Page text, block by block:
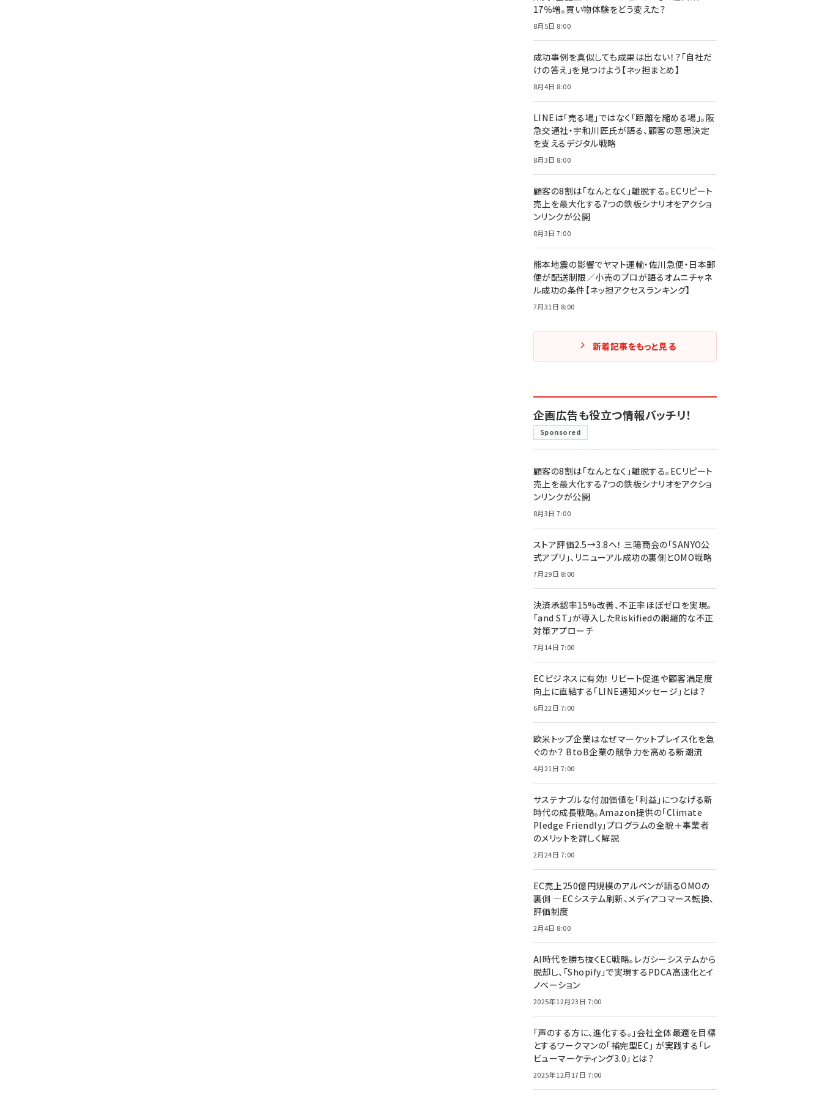
17％増。買い物体験をどう変えた？
8月5日 8:00
成功事例を真似しても成果は出ない！？「自社だ
けの答え」を見つけよう【ネッ担まとめ】
8月4日 8:00
LINEは「売る場」ではなく「距離を縮める場」。阪
急交通社・宇和川匠氏が語る、顧客の意思決定
を支えるデジタル戦略
8月3日 8:00
顧客の8割は「なんとなく」離脱する。ECリピート
売上を最大化する7つの鉄板シナリオをアクショ
ンリンクが公開
8月3日 7:00
熊本地震の影響でヤマト運輸・佐川急便・日本郵
便が配送制限／小売のプロが語るオムニチャネ
ル成功の条件【ネッ担アクセスランキング】
7月31日 8:00
新着記事をもっと見る
企画広告も役立つ情報バッチリ！
Sponsored
顧客の8割は「なんとなく」離脱する。ECリピート
売上を最大化する7つの鉄板シナリオをアクショ
ンリンクが公開
8月3日 7:00
ストア評価2.5→3.8へ！ 三陽商会の「SANYO公
式アプリ」、リニューアル成功の裏側とOMO戦略
7月29日 8:00
決済承認率15%改善、不正率ほぼゼロを実現。
「and ST」が導入したRiskifiedの網羅的な不正
対策アプローチ
7月14日 7:00
ECビジネスに有効！ リピート促進や顧客満足度
向上に直結する「LINE通知メッセージ」とは？
6月22日 7:00
欧米トップ企業はなぜマーケットプレイス化を急
ぐのか？ BtoB企業の競争力を高める新潮流
4月21日 7:00
サステナブルな付加価値を「利益」につなげる新
時代の成長戦略。Amazon提供の「Climate
Pledge Friendly」プログラムの全貌＋事業者
のメリットを詳しく解説
2月24日 7:00
EC売上250億円規模のアルペンが語るOMOの
裏側 ―ECシステム刷新、メディアコマース転換、
評価制度
2月4日 8:00
AI時代を勝ち抜くEC戦略。レガシーシステムから
脱却し、「Shopify」で実現するPDCA高速化とイ
ノベーション
2025年12月23日 7:00
「声のする方に、進化する。」会社全体最適を目標
とするワークマンの「補完型EC」 が実践する「レ
ビューマーケティング3.0」とは？
2025年12月17日 7:00